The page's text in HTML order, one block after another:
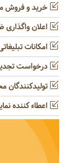
خرید و فروش
اعلان واگذاری
امکانات
درخواست
تولیدکنندگان
اعطاء کننده